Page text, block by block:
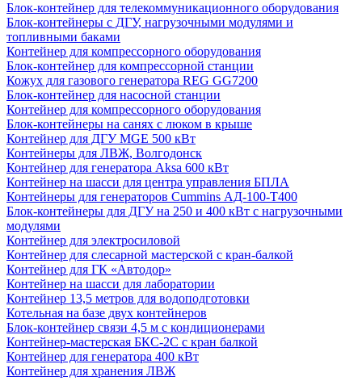
Блок-контейнер для телекоммуникационного оборудования
Блок-контейнеры с ДГУ, нагрузочными модулями и
топливными баками
Контейнер для компрессорного оборудования
Блок-контейнер для компрессорной станции
Кожух для газового генератора REG GG7200
Блок-контейнер для насосной станции
Контейнер для компрессорного оборудования
Блок-контейнеры на санях с люком в крыше
Контейнер для ДГУ MGE 500 кВт
Контейнеры для ЛВЖ, Волгодонск
Контейнер для генератора Aksa 600 кВт
Контейнер на шасси для центра управления БПЛА
Контейнеры для генераторов Cummins АД-100-Т400
Блок-контейнеры для ДГУ на 250 и 400 кВт с нагрузочными
модулями
Контейнер для электросиловой
Контейнер для слесарной мастерской с кран-балкой
Контейнер для ГК «Автодор»
Контейнер на шасси для лаборатории
Контейнер 13,5 метров для водоподготовки
Котельная на базе двух контейнеров
Блок-контейнер связи 4,5 м с кондиционерами
Контейнер-мастерская БКС-2С с кран балкой
Контейнер для генератора 400 кВт
Контейнер для хранения ЛВЖ